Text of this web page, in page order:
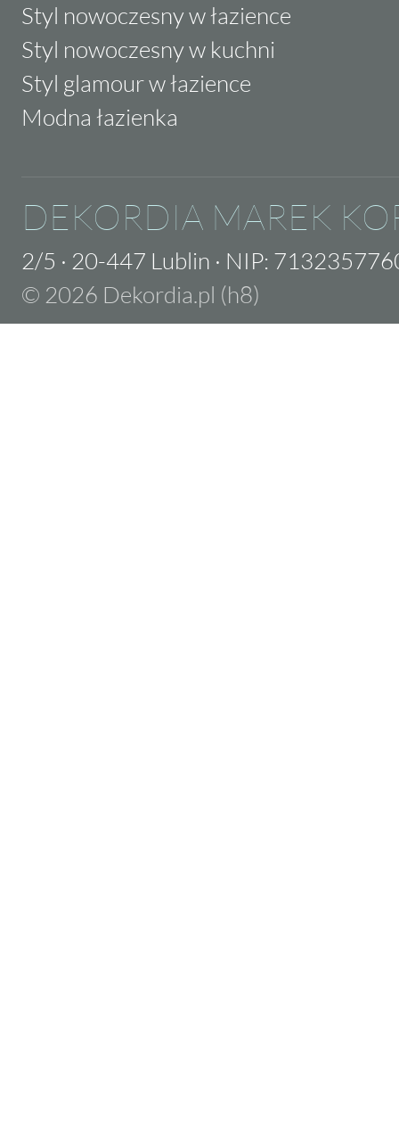
Styl nowoczesny w łazience
Styl nowoczesny w kuchni
Styl glamour w łazience
Modna łazienka
DEKORDIA MAREK
2/5 · 20-447 Lublin · NIP:
© 2026 Dekordia.pl (h8)